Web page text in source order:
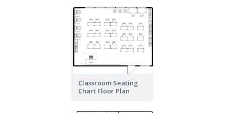
Classroom Seating
Chart Floor Plan